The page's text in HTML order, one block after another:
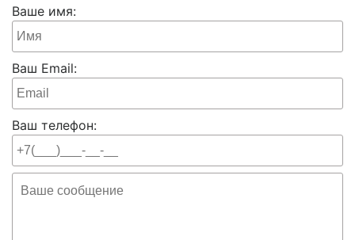
Ваше имя:
Ваш Email:
Ваш телефон: